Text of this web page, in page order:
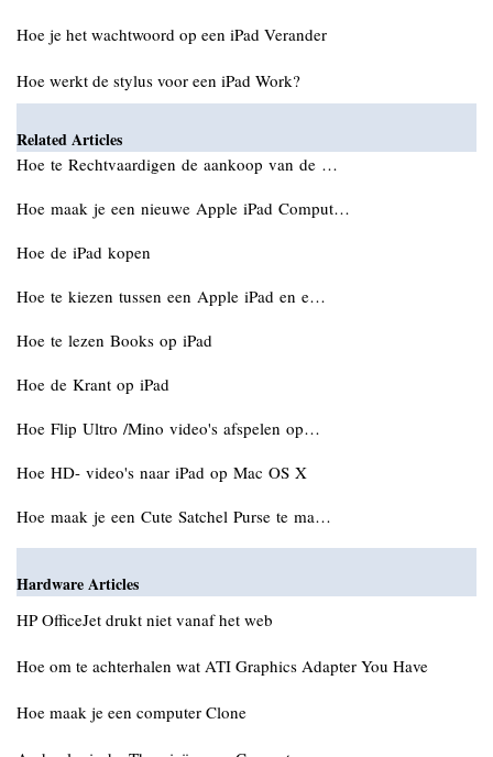
Hoe je het wachtwoord op een iPad Verander
Hoe werkt de stylus voor een iPad Work?
Related Articles
Hoe te Rechtvaardigen de aankoop van de …
Hoe maak je een nieuwe Apple iPad Comput…
Hoe de iPad kopen
Hoe te kiezen tussen een Apple iPad en e…
Hoe te lezen Books op iPad
Hoe de Krant op iPad
Hoe Flip Ultro /Mino video's afspelen op…
Hoe HD- video's naar iPad op Mac OS X
Hoe maak je een Cute Satchel Purse te ma…
Hardware Articles
HP OfficeJet drukt niet vanaf het web
Hoe om te achterhalen wat ATI Graphics Adapter You Have
Hoe maak je een computer Clone